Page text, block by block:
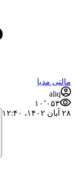
مالتی مدیا
aliq
۱۰٬۰۵۳
۲۸ آبان ۱۴۰۲،‏ ۱۲:۴۰